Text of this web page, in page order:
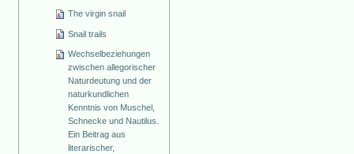
The virgin snail
Snail trails
Wechselbeziehungen
zwischen allegorischer
Naturdeutung und der
naturkundlichen
Kenntnis von Muschel,
Schnecke und Nautilus.
Ein Beitrag aus
literarischer,